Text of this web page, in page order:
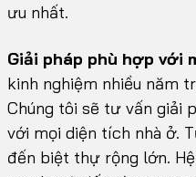
ưu nhất.
Giải pháp phù hợp với
kinh nghiệm nhiều năm
Chúng tôi sẽ tư vấn giải
với mọi diện tích nhà ở.
đến biệt thự rộng lớn.